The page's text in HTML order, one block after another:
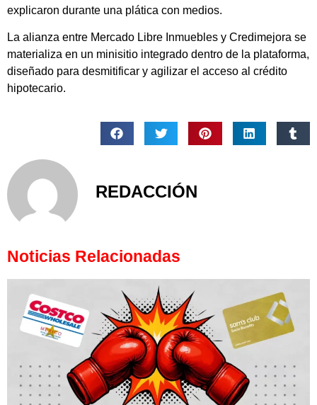
explicaron durante una plática con medios.
La alianza entre Mercado Libre Inmuebles y Credimejora se
materializa en un minisitio integrado dentro de la plataforma,
diseñado para desmitificar y agilizar el acceso al crédito
hipotecario.
REDACCIÓN
Noticias Relacionadas